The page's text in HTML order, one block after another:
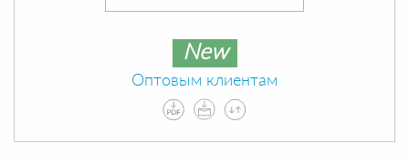
New
Оптовым клиентам